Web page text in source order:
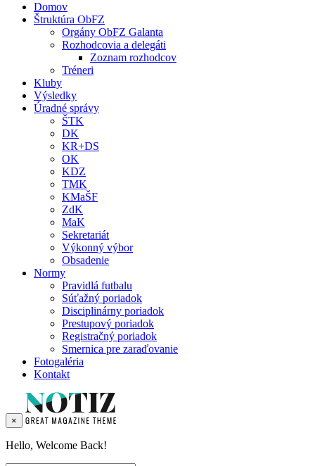
Domov
Štruktúra ObFZ
Orgány ObFZ Galanta
Rozhodcovia a delegáti
Zoznam rozhodcov
Tréneri
Kluby
Výsledky
Úradné správy
ŠTK
DK
KR+DS
OK
KDZ
TMK
KMaŠF
ZdK
MaK
Sekretariát
Výkonný výbor
Obsadenie
Normy
Pravidlá futbalu
Súťažný poriadok
Disciplinárny poriadok
Prestupový poriadok
Registračný poriadok
Smernica pre zaraďovanie
Fotogaléria
Kontakt
×
Hello, Welcome Back!